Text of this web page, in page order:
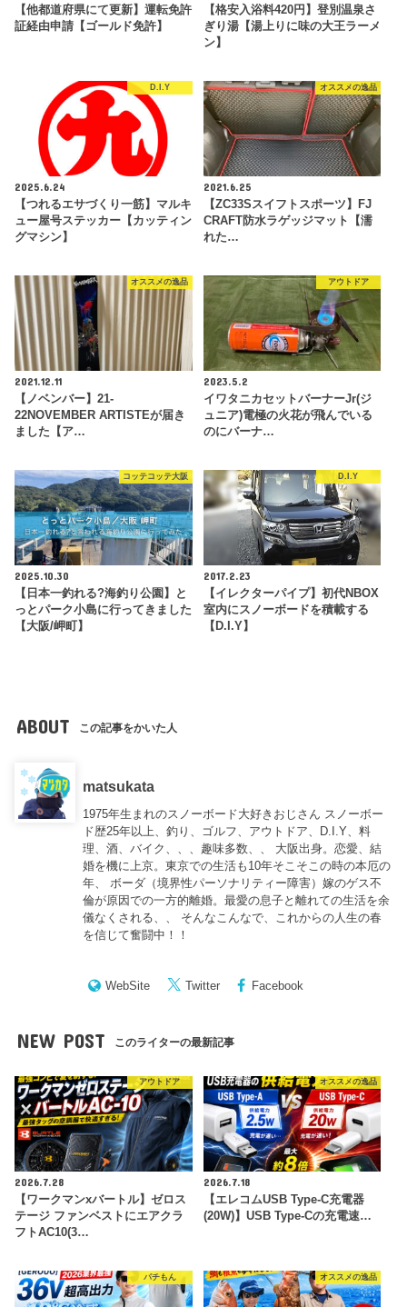
【他都道府県にて更新】運転免許
証経由申請【ゴールド免許】
【格安入浴料420円】登別温泉さ
ぎり湯【湯上りに味の大王ラーメ
ン】
D.I.Y
2025.6.24
【つれるエサづくり一筋】マルキ
ュー屋号ステッカー【カッティン
グマシン】
オススメの逸品
2021.6.25
【ZC33Sスイフトスポーツ】FJ
CRAFT防水ラゲッジマット【濡
れた…
オススメの逸品
2021.12.11
【ノベンバー】21-
22NOVEMBER ARTISTEが届き
ました【ア…
アウトドア
2023.5.2
イワタニカセットバーナーJr(ジ
ュニア)電極の火花が飛んでいる
のにバーナ…
コッテコッテ大阪
2025.10.30
【日本一釣れる?海釣り公園】と
っとパーク小島に行ってきました
【大阪/岬町】
D.I.Y
2017.2.23
【イレクターパイプ】初代NBOX
室内にスノーボードを積載する
【D.I.Y】
ABOUT この記事をかいた人
matsukata
1975年生まれのスノーボード大好きおじさん スノーボー
ド歴25年以上、釣り、ゴルフ、アウトドア、D.I.Y、料
理、酒、バイク、、、趣味多数、、 大阪出身。恋愛、結
婚を機に上京。東京での生活も10年そこそこの時の本厄の
年、 ボーダ（境界性パーソナリティー障害）嫁のゲス不
倫が原因での一方的離婚。最愛の息子と離れての生活を余
儀なくされる、、 そんなこんなで、これからの人生の春
を信じて奮闘中！！
WebSite Twitter Facebook
NEW POST このライターの最新記事
アウトドア
2026.7.28
【ワークマンxバートル】ゼロス
テージ ファンベストにエアクラ
フトAC10(3…
オススメの逸品
2026.7.18
【エレコムUSB Type-C充電器
(20W)】USB Type-Cの充電速…
パチもん オススメの逸品